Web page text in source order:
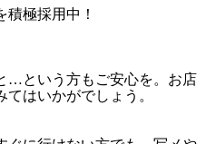
積極採用中！
…という方もご安心を。お店
はいかがでしょう。